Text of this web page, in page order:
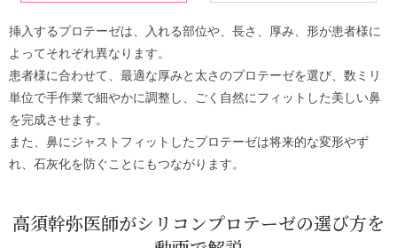
挿入するプロテーゼは、入れる部位や、長さ、厚み、形が患者様に
よってそれぞれ異なります。
患者様に合わせて、最適な厚みと太さのプロテーゼを選び、数ミリ
単位で手作業で細やかに調整し、ごく自然にフィットした美しい鼻
を完成させます。
また、鼻にジャストフィットしたプロテーゼは将来的な変形やず
れ、石灰化を防ぐことにもつながります。
高須幹弥医師がシリコンプロテーゼの選び方を